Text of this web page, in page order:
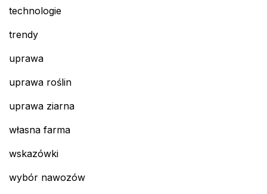
technologie
trendy
uprawa
uprawa roślin
uprawa ziarna
własna farma
wskazówki
wybór nawozów